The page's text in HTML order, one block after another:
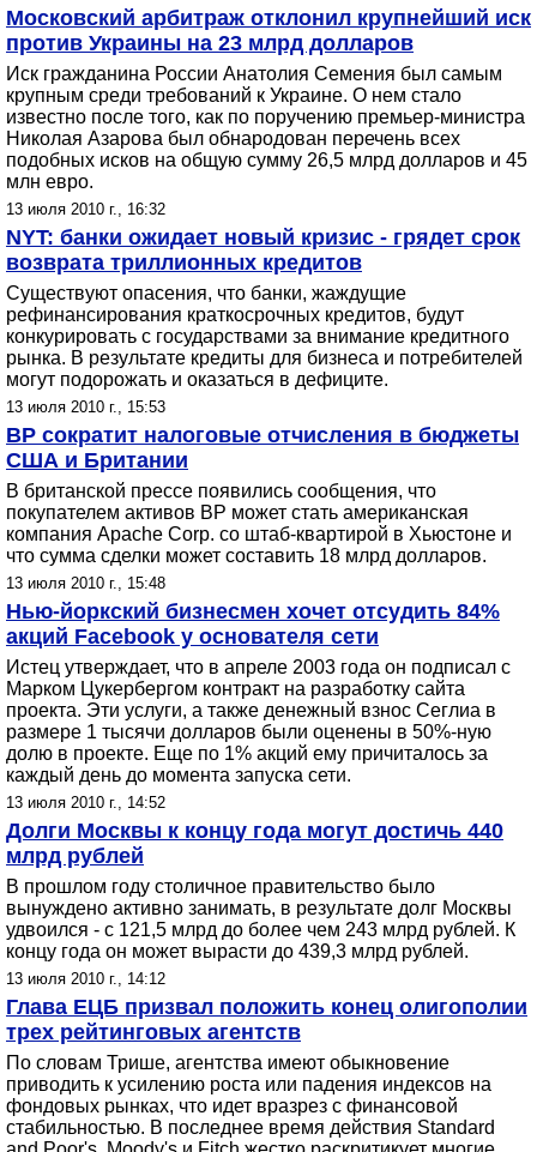
Московский арбитраж отклонил крупнейший иск
против Украины на 23 млрд долларов
Иск гражданина России Анатолия Семения был самым
крупным среди требований к Украине. О нем стало
известно после того, как по поручению премьер-министра
Николая Азарова был обнародован перечень всех
подобных исков на общую сумму 26,5 млрд долларов и 45
млн евро.
13 июля 2010 г., 16:32
NYT: банки ожидает новый кризис - грядет срок
возврата триллионных кредитов
Существуют опасения, что банки, жаждущие
рефинансирования краткосрочных кредитов, будут
конкурировать с государствами за внимание кредитного
рынка. В результате кредиты для бизнеса и потребителей
могут подорожать и оказаться в дефиците.
13 июля 2010 г., 15:53
BP сократит налоговые отчисления в бюджеты
США и Британии
В британской прессе появились сообщения, что
покупателем активов BP может стать американская
компания Apache Corp. со штаб-квартирой в Хьюстоне и
что сумма сделки может составить 18 млрд долларов.
13 июля 2010 г., 15:48
Нью-йоркский бизнесмен хочет отсудить 84%
акций Facebook у основателя сети
Истец утверждает, что в апреле 2003 года он подписал с
Марком Цукербергом контракт на разработку сайта
проекта. Эти услуги, а также денежный взнос Сеглиа в
размере 1 тысячи долларов были оценены в 50%-ную
долю в проекте. Еще по 1% акций ему причиталось за
каждый день до момента запуска сети.
13 июля 2010 г., 14:52
Долги Москвы к концу года могут достичь 440
млрд рублей
В прошлом году столичное правительство было
вынуждено активно занимать, в результате долг Москвы
удвоился - с 121,5 млрд до более чем 243 млрд рублей. К
концу года он может вырасти до 439,3 млрд рублей.
13 июля 2010 г., 14:12
Глава ЕЦБ призвал положить конец олигополии
трех рейтинговых агентств
По словам Трише, агентства имеют обыкновение
приводить к усилению роста или падения индексов на
фондовых рынках, что идет вразрез с финансовой
стабильностью. В последнее время действия Standard